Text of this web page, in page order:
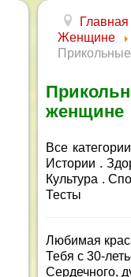
Главная
Женщине
женщине
Все
Истории .
Культура .
Тесты
Любимая
Тебя с 30-
Сердечного,